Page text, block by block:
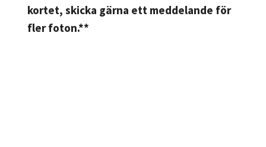
kortet, skicka gärna ett meddelande för
fler foton.**